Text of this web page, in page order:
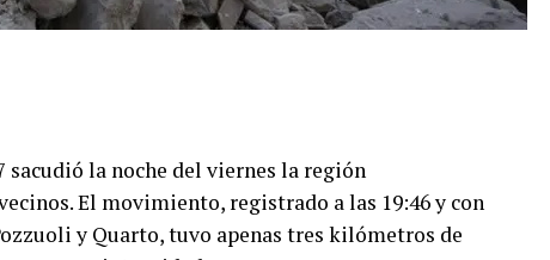
la noche del viernes la región
El movimiento, registrado a las 19:46 y con
y Quarto, tuvo apenas tres kilómetros de